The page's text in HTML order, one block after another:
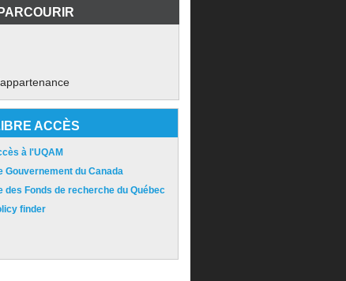
PARCOURIR
ACCÈS
à l'UQAM
Gouvernement du Canada
des Fonds de recherche du Québec
finder